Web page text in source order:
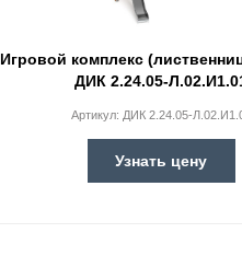
Игровой комплекс
ДИК 2.24.05-
Артикул: ДИК 2.24.05-
Узнать цену